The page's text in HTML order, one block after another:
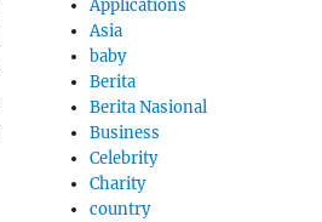
Applications
Asia
baby
Berita
Berita Nasional
Business
Celebrity
Charity
country